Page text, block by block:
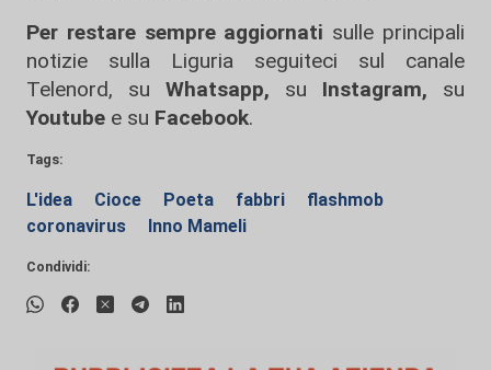
Per restare sempre aggiornati sulle principali
notizie sulla Liguria seguiteci sul canale
Telenord, su
Whatsapp, su Instagram, su
Youtube e su Facebook.
Tags:
L'idea Cioce Poeta fabbri
flashmob
coronavirus
Inno Mameli
Condividi: